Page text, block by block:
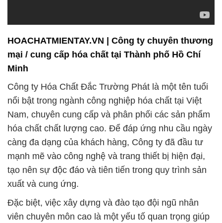
HOACHATMIENTAY.VN | Công ty chuyên thương
mại / cung cấp hóa chất tại Thành phố Hồ Chí
Minh
Công ty Hóa Chất Đắc Trường Phát là một tên tuổi
nổi bật trong ngành công nghiệp hóa chất tại Việt
Nam, chuyên cung cấp và phân phối các sản phẩm
hóa chất chất lượng cao. Để đáp ứng nhu cầu ngày
càng đa dạng của khách hàng, Công ty đã đầu tư
mạnh mẽ vào công nghệ và trang thiết bị hiện đại,
tạo nên sự độc đáo và tiên tiến trong quy trình sản
xuất và cung ứng.
Đặc biệt, việc xây dựng và đào tạo đội ngũ nhân
viên chuyên môn cao là một yếu tố quan trọng giúp